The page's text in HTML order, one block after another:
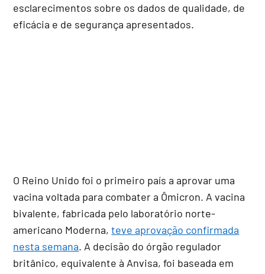
esclarecimentos sobre os dados de qualidade, de
eficácia e de segurança apresentados.
O Reino Unido foi o primeiro país a aprovar uma
vacina voltada para combater a Ômicron. A vacina
bivalente, fabricada pelo laboratório norte-
americano Moderna,teve aprovação confirmada
nesta semana. A decisão do órgão regulador
britânico, equivalente à Anvisa, foi baseada em